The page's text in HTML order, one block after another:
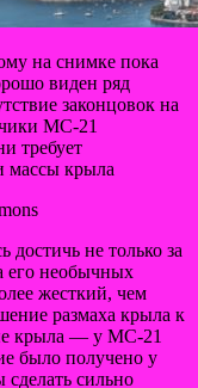
на снимке пока
виден ряд
законцовок на
МС-21
требует
массы крыла
достичь не только за
его необычных
жесткий, чем
размаха крыла к
крыла — у МС-21
было получено у
сильно